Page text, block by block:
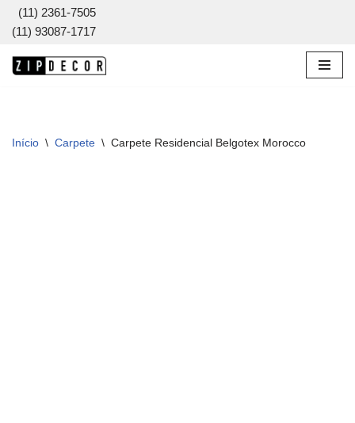
Pular
para
(11) 2361-7505
(11) 93087-1717
Início \ Carpete \ Carpete Residencial Belgotex Morocco